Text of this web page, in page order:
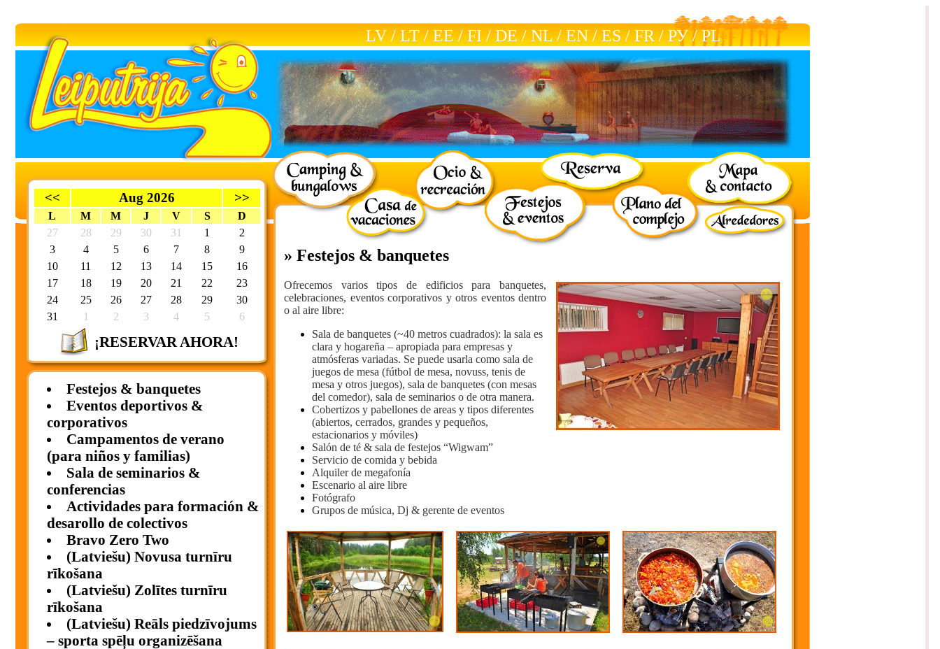
LV / LT / EE / FI / DE / NL / EN / ES / FR / РУ/РL
<< Aug 2026 >>
L M M J V S
D
27
28 29 30 31 1
2
3
4 5 6 7 8
9
10
11 12 13 14 15
16
17
18 19 20 21 22
23
24
25 26 27 28 29
30
31
1 2 3 4 5 6
¡RESERVAR AHORA!
Festejos & banquetes
Eventos deportivos &
corporativos
Campamentos de verano
(para niños y familias)
Sala de seminarios &
conferencias
Actividades para formación &
desarollo de colectivos
Bravo Zero Two
(Latviešu) Novusa turnīru
rīkošana
(Latviešu) Zolītes turnīru
rīkošana
(Latviešu) Reāls piedzīvojums
– sporta spēļu organizēšana
» Festejos & banquetes
Ofrecemos varios tipos de edificios para banquetes,
celebraciones, eventos corporativos y otros eventos dentro
o al aire libre:
Sala de banquetes (~40 metros cuadrados): la sala es
clara y hogareña – apropiada para empresas y
atmósferas variadas. Se puede usarla como sala de
juegos de mesa (fútbol de mesa, novuss, tenis de
mesa y otros juegos), sala de banquetes (con mesas
del comedor), sala de seminarios o de otra manera.
Cobertizos y pabellones de areas y tipos diferentes
(abiertos, cerrados, grandes y pequeños,
estacionarios y móviles)
Salón de té & sala de festejos “Wigwam”
Servicio de comida y bebida
Alquiler de megafonía
Escenario al aire libre
Fotógrafo
Grupos de música, Dj & gerente de eventos